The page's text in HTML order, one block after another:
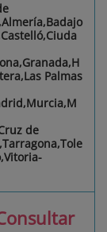
Palmas
de